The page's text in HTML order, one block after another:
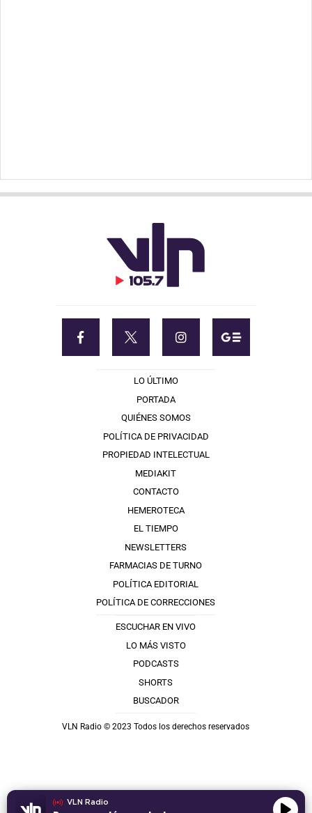
VLN Radio
LO ÚLTIMO
PORTADA
QUIÉNES SOMOS
POLÍTICA DE PRIVACIDAD
PROPIEDAD INTELECTUAL
MEDIAKIT
CONTACTO
HEMEROTECA
EL TIEMPO
NEWSLETTERS
FARMACIAS DE TURNO
POLÍTICA EDITORIAL
POLÍTICA DE CORRECCIONES
ESCUCHAR EN VIVO
LO MÁS VISTO
PODCASTS
SHORTS
BUSCADOR
VLN Radio © 2023 Todos los derechos reservados